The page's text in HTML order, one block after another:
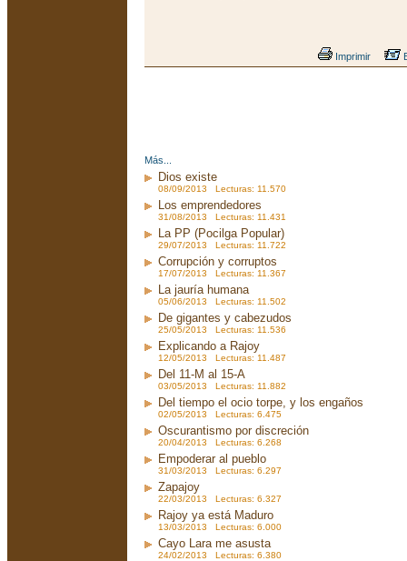
Imprimir
Más...
Dios existe
08/09/2013 Lecturas: 11.570
Los emprendedores
31/08/2013 Lecturas: 11.431
La PP (Pocilga Popular)
29/07/2013 Lecturas: 11.722
Corrupción y corruptos
17/07/2013 Lecturas: 11.367
La jauría humana
05/06/2013 Lecturas: 11.502
De gigantes y cabezudos
25/05/2013 Lecturas: 11.536
Explicando a Rajoy
12/05/2013 Lecturas: 11.487
Del 11-M al 15-A
03/05/2013 Lecturas: 11.882
Del tiempo el ocio torpe, y los engaños
02/05/2013 Lecturas: 6.475
Oscurantismo por discreción
20/04/2013 Lecturas: 6.268
Empoderar al pueblo
31/03/2013 Lecturas: 6.297
Zapajoy
22/03/2013 Lecturas: 6.327
Rajoy ya está Maduro
13/03/2013 Lecturas: 6.000
Cayo Lara me asusta
24/02/2013 Lecturas: 6.380